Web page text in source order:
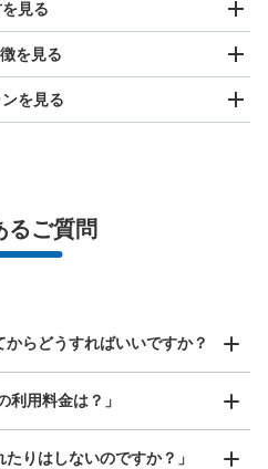
見る
お店と日時を
て事前予約
を見る
箇所以上と提携
を見る
満の大きさのお荷物（リュック、ハンド
など）
/ 日
ど）
るご質問
からどうすればいいですか？
利用料金は？」
りはしないのですか？」